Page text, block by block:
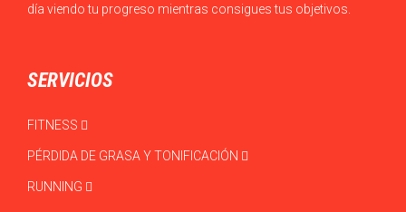
día viendo tu progreso mientras consigues tus objetivos.
SERVICIOS
FITNESS
PÉRDIDA DE GRASA Y TONIFICACIÓN
RUNNING